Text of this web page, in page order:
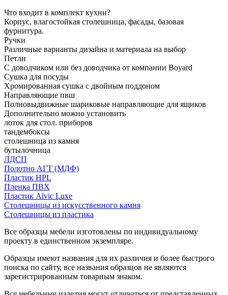
Что входит в комплект кухни?
Корпус, влагостойкая столешница, фасады, базовая
фурнитура.
Ручки
Различные варианты дизайна и материала на выбор
Петли
С доводчиком или без доводчика от компании Boyard
Сушка для посуды
Хромированная сушка с двойным поддоном
Направляющие пвш
Полновыдвижные шариковые направляющие для ящиков
Дополнительно можно установить
лоток для стол. приборов
тандембоксы
столешница из камня
бутылочница
ЛДСП
Полотно АГТ (МДФ)
Пластик HPL
Пленка ПВХ
Пластик Alvic Luxe
Столешницы из искусственного камня
Столешницы из пластика
Все образцы мебели изготовлены по индивидуальному
проекту в единственном экземпляре.
Образцы имеют названия для их различия и более быстрого
поиска по сайту, все названия образцов не являются
зарегистрированным товарным знаком.